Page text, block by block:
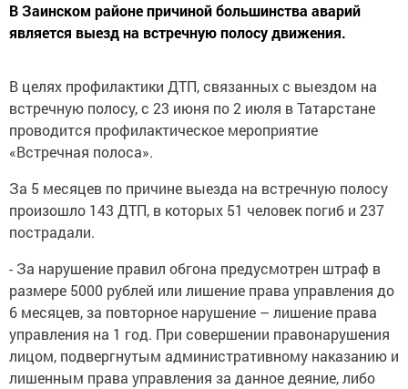
В Заинском районе причиной большинства аварий
является выезд на встречную полосу движения.
В целях профилактики ДТП, связанных с выездом на
встречную полосу, с 23 июня по 2 июля в Татарстане
проводится профилактическое мероприятие
«Встречная полоса».
За 5 месяцев по причине выезда на встречную полосу
произошло 143 ДТП, в которых 51 человек погиб и 237
пострадали.
- За нарушение правил обгона предусмотрен штраф в
размере 5000 рублей или лишение права управления до
6️ месяцев, за повторное нарушение – лишение права
управления на 1️ год. При совершении правонарушения
лицом, подвергнутым административному наказанию и
лишенным права управления за данное деяние, либо